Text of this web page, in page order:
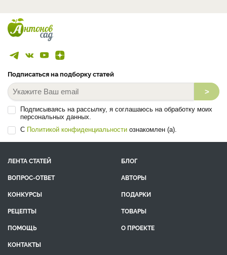
Подписаться на подборку статей
>
Подписываясь на рассылку, я соглашаюсь на обработку моих
персональных данных.
С Политикой конфиденциальности ознакомлен (а).
ЛЕНТА СТАТЕЙ
БЛОГ
ВОПРОС-ОТВЕТ
АВТОРЫ
КОНКУРСЫ
ПОДАРКИ
РЕЦЕПТЫ
ТОВАРЫ
ПОМОЩЬ
О ПРОЕКТЕ
КОНТАКТЫ